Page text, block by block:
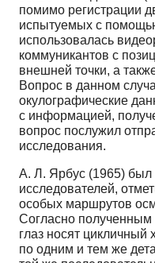
помимо регистрации
испытуемых с
использовалась
коммуникантов с
внешней точки, а
Вопрос в данном
окулографические
с информацией,
вопрос послужил
исследования.
А. Л. Ярбус (1965)
исследователей,
особых маршрутов
Согласно
глаз носят цикличный
по одним и тем же